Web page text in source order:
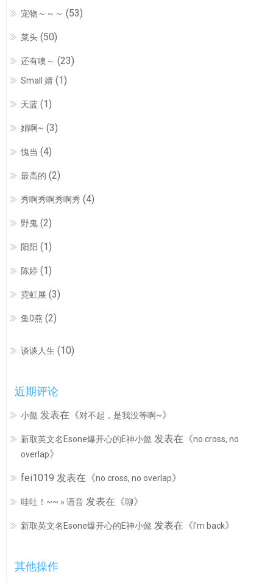
宠物～～～ (53)
菜头 (50)
还有噢～ (23)
Small 婧 (1)
天蓝 (1)
娟啊~ (3)
愧当 (4)
最高的 (2)
秀啊秀啊秀啊秀 (4)
野鬼 (2)
阳阳 (1)
陈婷 (1)
霓虹展 (3)
鱼0燕 (2)
谈谈人生 (10)
近期评论
小懿 发表在《对不起，是我没等啊~》
新取英文名Esone爆开心的E神小懿 发表在《no cross, no
overlap》
fei1019 发表在《no cross, no overlap》
哇吐！~~ » 语音 发表在《聊》
新取英文名Esone爆开心的E神小懿 发表在《I’m back》
其他操作